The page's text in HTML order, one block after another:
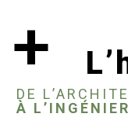
+
DE
À